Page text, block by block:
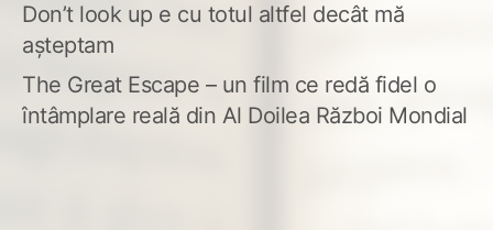
Don’t look up e cu totul altfel decât mă
așteptam
The Great Escape – un film ce redă fidel o
întâmplare reală din Al Doilea Război Mondial